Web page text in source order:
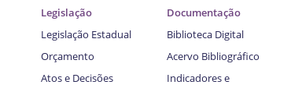
Legislação
Legislação Estadual
Orçamento
Atos e Decisões
Documentação
Biblioteca Digital
Acervo Bibliográfico
Indicadores e